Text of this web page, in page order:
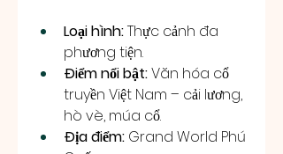
Loại hình: Thực cảnh đa
phương tiện.
Điểm nổi bật: Văn hóa cổ
truyền Việt Nam – cải lương,
hò vè, múa cổ.
Địa điểm: Grand World Phú